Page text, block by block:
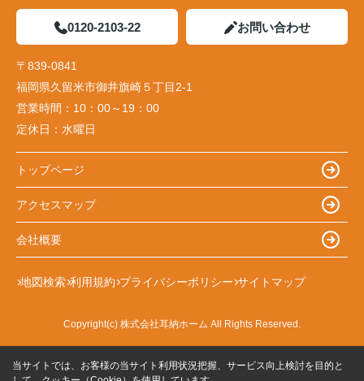
0120-2103-22 お問い合わせ
〒839-0841
福岡県久留米市御井旗崎５丁目2-1
営業時間： 10：00～19：00
定休日： 水曜日
トップページ
アクセスマップ
会社概要
地図検索 利用規約 プライバシーポリシー サイトマップ
Copyright(c) 株式会社耳納ホーム All Rights Reserved.
当サイトでは、お客様の当サイト利用状況把握、サービス向上検討を目的と